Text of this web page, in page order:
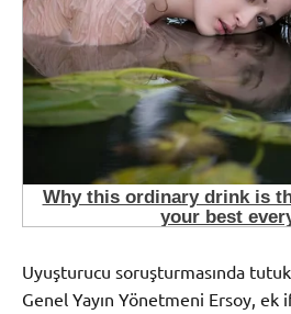
Uyuşturucu soruşturmasında
Genel Yayın Yönetmeni Ersoy, ek